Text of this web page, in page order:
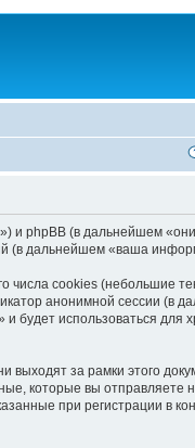
и phpBB (в дальнейшем
(в дальнейшем «ваша
числа cookies (небольшие
анонимной сессии (в
будет использоваться для
за рамки этого
которые вы
при регистрации в